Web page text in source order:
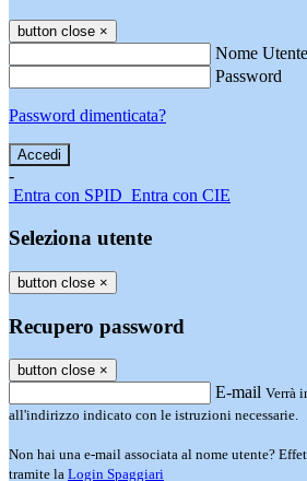
button close ×
Nome Utente
Password
Password dimenticata?
-
Entra con SPID Entra con CIE
Seleziona utente
button close ×
Recupero password
button close ×
E-mail Verrà
all'indirizzo indicato con le istruzioni necessarie.
Non hai una e-mail associata al nome utente?
tramite la Login Spaggiari